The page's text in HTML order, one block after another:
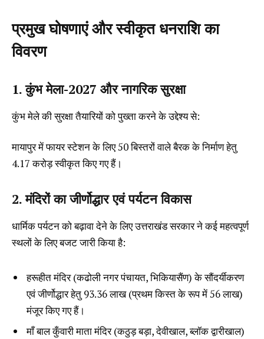
प्रमुख घोषणाएं और स्वीकृत धनराशि का
विवरण
1. कुंभ मेला-2027 और नागरिक सुरक्षा
कुंभ मेले की सुरक्षा तैयारियों को पुख्ता करने के उद्देश्य से:
मायापुर में फायर स्टेशन के लिए 50 बिस्तरों वाले बैरक के निर्माण हेतु
₹4.17 करोड़ स्वीकृत किए गए हैं।
2. मंदिरों का जीर्णोद्धार एवं पर्यटन विकास
धार्मिक पर्यटन को बढ़ावा देने के लिए उत्तराखंड सरकार ने कई महत्वपूर्ण
स्थलों के लिए बजट जारी किया है:
हरूहीत मंदिर (कढोली नगर पंचायत, भिकियासैंण) के सौंदर्यीकरण
एवं जीर्णोद्धार हेतु ₹93.36 लाख (प्रथम किस्त के रूप में ₹56 लाख)
मंजूर किए गए हैं।
माँ बाल कुँवारी माता मंदिर (कठुड़ बड़ा, देवीखाल, ब्लॉक द्वारीखाल)